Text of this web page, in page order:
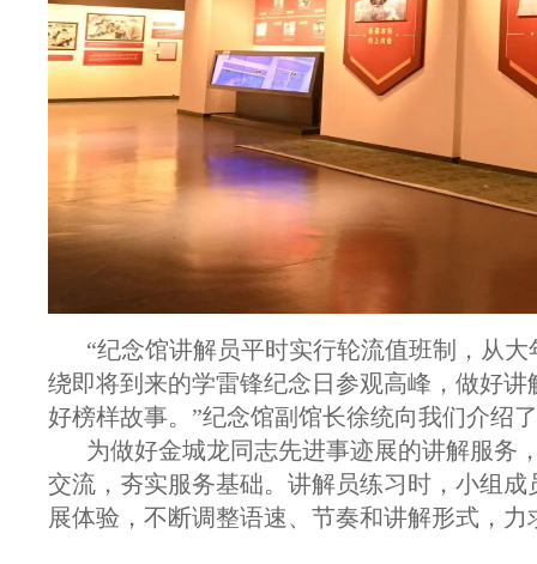
“纪念馆讲解员平时实行轮流值班制，从
绕即将到来的学雷锋纪念日参观高峰，做好
好榜样故事。”纪念馆副馆长徐统向我们介绍
为做好金城龙同志先进事迹展的讲解服务
交流，夯实服务基础。讲解员练习时，小组
展体验，不断调整语速、节奏和讲解形式，